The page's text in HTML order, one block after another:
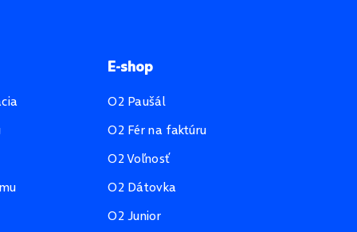
E-shop
O2 Paušál
O2 Fér na faktúru
O2 Voľnosť
O2 Dátovka
O2 Junior